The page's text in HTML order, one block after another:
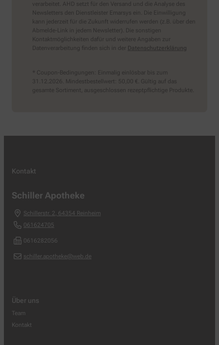
verarbeitet. AHD setzt für den Versand und die Analyse des
Newsletters den Dienstleister Emarsys ein. Die Einwilligung
kann jederzeit für die Zukunft widerrufen werden (z.B. über den
Abmelde-Link in jedem Newsletter). Die sonstigen
Kontaktmöglichkeiten dafür und weitere Angaben zur
Datenverarbeitung finden sich in der Datenschutzerklärung
* Coupon-Bedingungen: Einmalig einlösbar bis zum
31.12.2026. Mindestbestellwert: 50,00 €. Gültig auf das
gesamte Sortiment, ausgeschlossen rezeptpflichtige Produkte.
Kontakt
Schiller Apotheke
Schillerstr. 2, 64354 Reinheim
061624705
0616282056
schiller.apotheke@web.de
Über uns
Team
Kontakt